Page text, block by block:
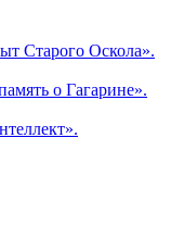
Старого Оскола».
о Гагарине».